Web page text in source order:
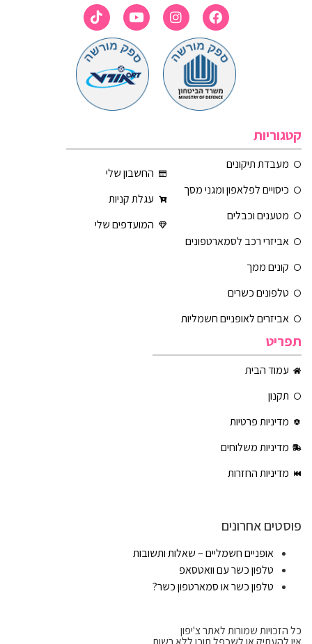
קטגוריות
מעבדת תיקונים
כיסויים לפלאפון ומגני מסך
מטענים וכבלים
אביזרי רכב לסמארטפונים
קונים ממך
טלפונים כשרים
אביזרים לאופניים חשמליות
החשבון שלי
עגלת קניות
המועדפים שלי
תפריט
עמוד הבית
תקנון
מדיניות פרטיות
מדיניות משלוחים
מדיניות החזרות
פוסטים אחרונים
אופניים חשמליים – שאלות ותשובות
טלפון כשר עם וואטסאפ
טלפון כשר או סמארטפון כשר?
כל הזכויות שמורות לאתר צ'יפון